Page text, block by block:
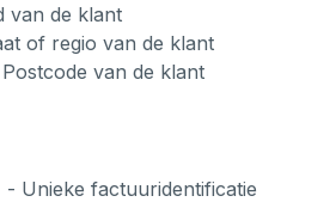
van de klant
of regio van de klant
van de klant
- Unieke factuuridentificatie